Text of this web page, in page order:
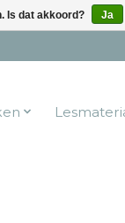
Is dat akkoord? Ja